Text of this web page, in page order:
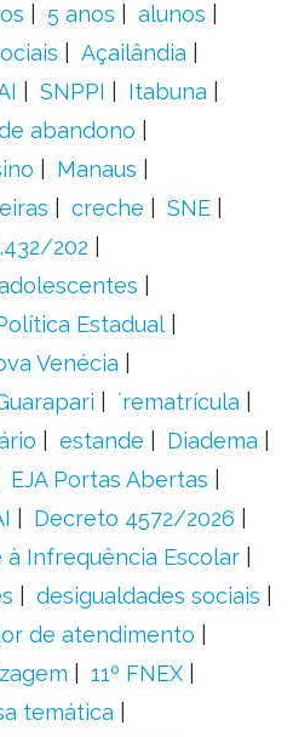
5 anos
alunos
Açailândia
SNPPI
Itabuna
abandono
Manaus
creche
SNE
202
Estadual
Venécia
´rematrícula
estande
Diadema
EJA Portas Abertas
Decreto 4572/2026
Infrequência Escolar
desigualdades sociais
de atendimento
11º FNEX
temática